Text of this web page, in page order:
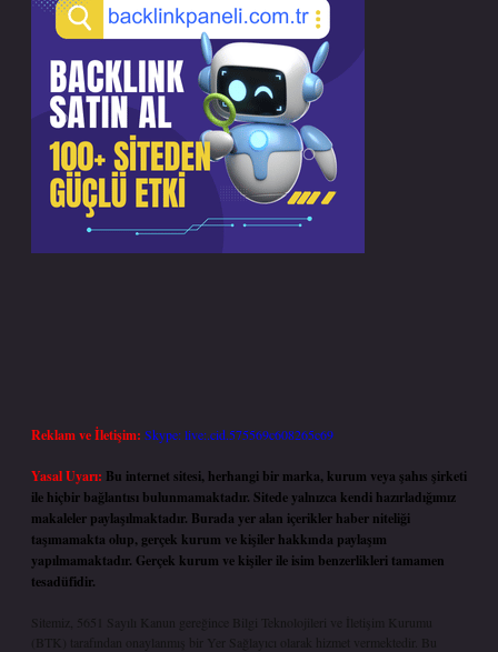
Reklam ve İletişim: Skype: live:.cid.575569c608265c69
Yasal Uyarı: Bu internet sitesi, herhangi bir marka, kurum veya şahıs şirketi
ile hiçbir bağlantısı bulunmamaktadır. Sitede yalnızca kendi hazırladığımız
makaleler paylaşılmaktadır. Burada yer alan içerikler haber niteliği
taşımamakta olup, gerçek kurum ve kişiler hakkında paylaşım
yapılmamaktadır. Gerçek kurum ve kişiler ile isim benzerlikleri tamamen
tesadüfidir.
Sitemiz, 5651 Sayılı Kanun gereğince Bilgi Teknolojileri ve İletişim Kurumu
(BTK) tarafından onaylanmış bir Yer Sağlayıcı olarak hizmet vermektedir. Bu